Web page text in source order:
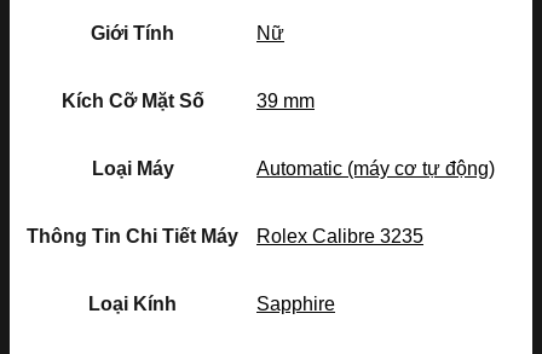
Giới Tính Nữ
Kích Cỡ Mặt Số 39 mm
Loại Máy Automatic (máy cơ tự động)
Thông Tin Chi Tiết Máy Rolex Calibre 3235
Loại Kính Sapphire